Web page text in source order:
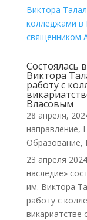
Состоялась
Виктора
работу с
Власовым
28 апреля,
направление,
Образование,
23 апреля
наследие»
им. Виктора
работу с